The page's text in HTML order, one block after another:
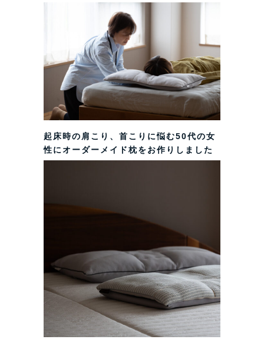
起床時の肩こり、首こりに悩む50代の女
性にオーダーメイド枕をお作りしました